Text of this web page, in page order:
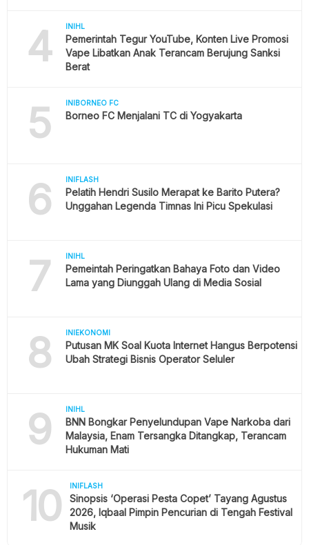
4 INIHL
Pemerintah Tegur YouTube, Konten Live Promosi
Vape Libatkan Anak Terancam Berujung Sanksi
Berat
5 INIBORNEO FC
Borneo FC Menjalani TC di Yogyakarta
6 INIFLASH
Pelatih Hendri Susilo Merapat ke Barito Putera?
Unggahan Legenda Timnas Ini Picu Spekulasi
7 INIHL
Pemeintah Peringatkan Bahaya Foto dan Video
Lama yang Diunggah Ulang di Media Sosial
8 INIEKONOMI
Putusan MK Soal Kuota Internet Hangus Berpotensi
Ubah Strategi Bisnis Operator Seluler
9 INIHL
BNN Bongkar Penyelundupan Vape Narkoba dari
Malaysia, Enam Tersangka Ditangkap, Terancam
Hukuman Mati
10 INIFLASH
Sinopsis ‘Operasi Pesta Copet’ Tayang Agustus
2026, Iqbaal Pimpin Pencurian di Tengah Festival
Musik